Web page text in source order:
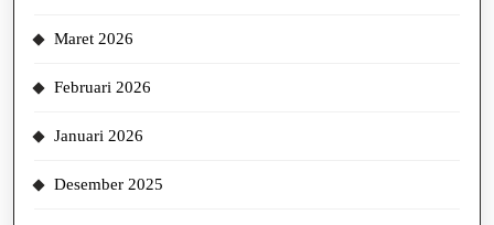
Maret 2026
Februari 2026
Januari 2026
Desember 2025